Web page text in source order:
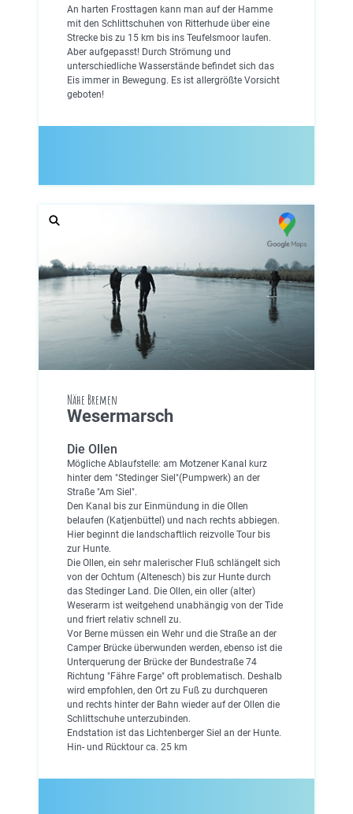
An harten Frosttagen kann man auf der Hamme
mit den Schlittschuhen von Ritterhude über eine
Strecke bis zu 15 km bis ins Teufelsmoor laufen.
Aber aufgepasst! Durch Strömung und
unterschiedliche Wasserstände befindet sich das
Eis immer in Bewegung. Es ist allergrößte Vorsicht
geboten!
Nähe Bremen
Wesermarsch
Die Ollen
Mögliche Ablaufstelle: am Motzener Kanal kurz
hinter dem "Stedinger Siel"(Pumpwerk) an der
Straße "Am Siel".
Den Kanal bis zur Einmündung in die Ollen
belaufen (Katjenbüttel) und nach rechts abbiegen.
Hier beginnt die landschaftlich reizvolle Tour bis
zur Hunte.
Die Ollen, ein sehr malerischer Fluß schlängelt sich
von der Ochtum (Altenesch) bis zur Hunte durch
das Stedinger Land. Die Ollen, ein oller (alter)
Weserarm ist weitgehend unabhängig von der Tide
und friert relativ schnell zu.
Vor Berne müssen ein Wehr und die Straße an der
Camper Brücke überwunden werden, ebenso ist die
Unterquerung der Brücke der Bundestraße 74
Richtung "Fähre Farge" oft problematisch. Deshalb
wird empfohlen, den Ort zu Fuß zu durchqueren
und rechts hinter der Bahn wieder auf der Ollen die
Schlittschuhe unterzubinden.
Endstation ist das Lichtenberger Siel an der Hunte.
Hin- und Rücktour ca. 25 km